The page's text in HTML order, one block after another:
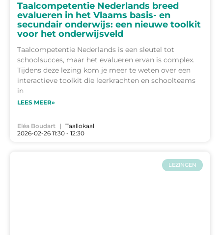
Taalcompetentie Nederlands breed
evalueren in het Vlaams basis- en
secundair onderwijs: een nieuwe toolkit
voor het onderwijsveld
Taalcompetentie Nederlands is een sleutel tot
schoolsucces, maar het evalueren ervan is complex.
Tijdens deze lezing kom je meer te weten over een
interactieve toolkit die leerkrachten en schoolteams
in
LEES MEER»
Eléa Boudart
Taallokaal
2026-02-26 11:30 - 12:30
LEZINGEN